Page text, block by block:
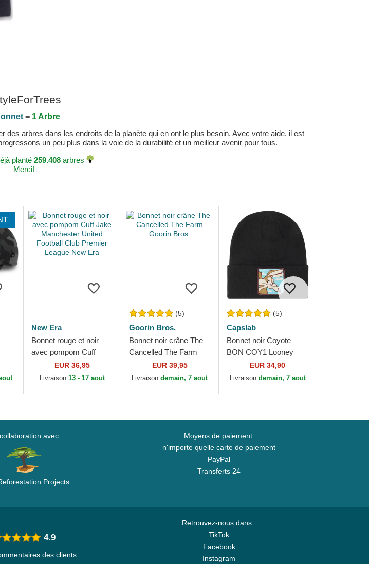
= 1 Arbre
arbres dans les endroits de la planète qui en ont le plus besoin. Avec votre aide, il est
un peu plus dans la voie de la durabilité et un meilleur avenir pour tous.
planté 259.408 arbres
Merci!
New Era
Bonnet rouge et noir
avec pompom Cuff
Jake Manchester
United Football Club
EUR 36,95
Livraison 13 - 17 aout
(5)
Goorin Bros.
Bonnet noir crâne The
Cancelled The Farm
Goorin Bros.
EUR 39,95
Livraisondemain, 7 aout
(5)
Capslab
Bonnet noir Coyote
BON COY1 Looney
Tunes Capslab
EUR 34,90
Livraison demain, 7 aout
avec
Projects
Moyens de paiement:
n'importe quelle carte de paiement
PayPal
Transferts 24
Retrouvez-nous dans :
TikTok
Facebook
Instagram
4.9
des clients